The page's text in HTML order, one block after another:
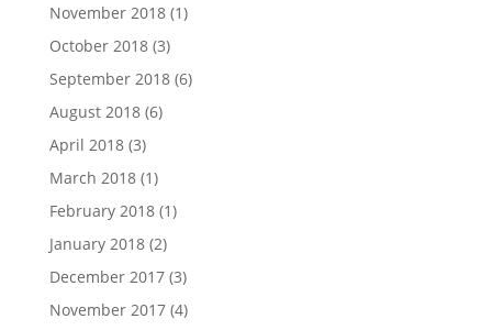
November 2018(1)
October 2018(3)
September 2018(6)
August 2018(6)
April 2018(3)
March 2018(1)
February 2018(1)
January 2018(2)
December 2017(3)
November 2017(4)